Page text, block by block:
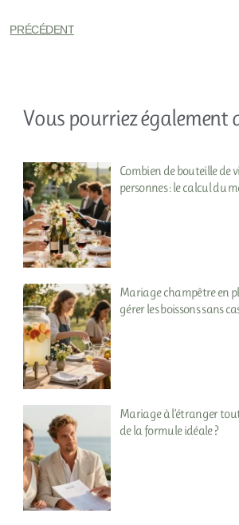
PRÉCÉDENT
Vous pourriez également
Combien de bouteille de
personnes : le calcul du
Mariage champêtre en
gérer les boissons sans
Mariage à l’étranger
de la formule idéale ?